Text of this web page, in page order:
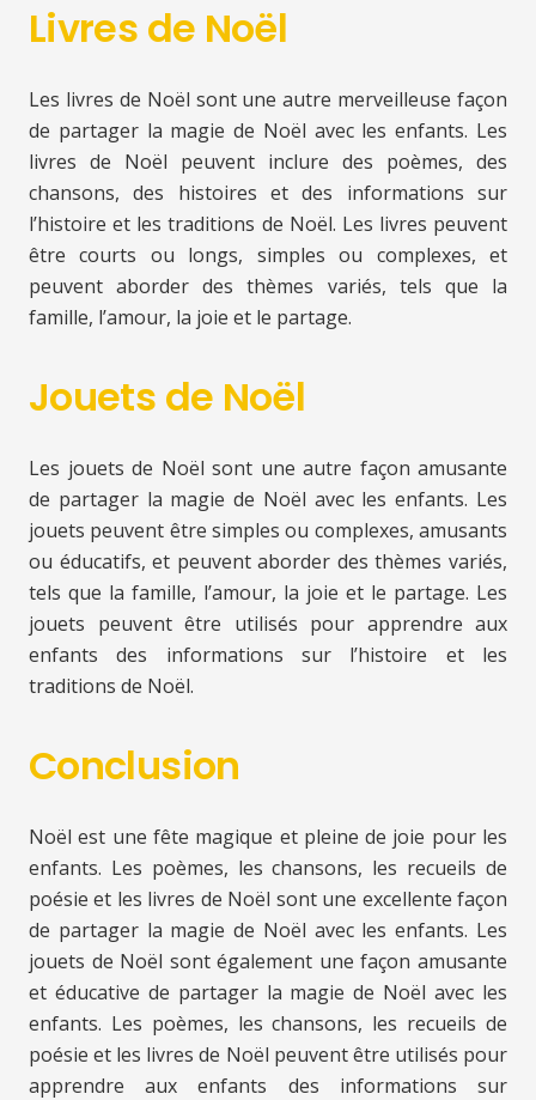
Livres de Noël
Les livres de Noël sont une autre merveilleuse façon
de partager la magie de Noël avec les enfants. Les
livres de Noël peuvent inclure des poèmes, des
chansons, des histoires et des informations sur
l’histoire et les traditions de Noël. Les livres peuvent
être courts ou longs, simples ou complexes, et
peuvent aborder des thèmes variés, tels que la
famille, l’amour, la joie et le partage.
Jouets de Noël
Les jouets de Noël sont une autre façon amusante
de partager la magie de Noël avec les enfants. Les
jouets peuvent être simples ou complexes, amusants
ou éducatifs, et peuvent aborder des thèmes variés,
tels que la famille, l’amour, la joie et le partage. Les
jouets peuvent être utilisés pour apprendre aux
enfants des informations sur l’histoire et les
traditions de Noël.
Conclusion
Noël est une fête magique et pleine de joie pour les
enfants. Les poèmes, les chansons, les recueils de
poésie et les livres de Noël sont une excellente façon
de partager la magie de Noël avec les enfants. Les
jouets de Noël sont également une façon amusante
et éducative de partager la magie de Noël avec les
enfants. Les poèmes, les chansons, les recueils de
poésie et les livres de Noël peuvent être utilisés pour
apprendre aux enfants des informations sur